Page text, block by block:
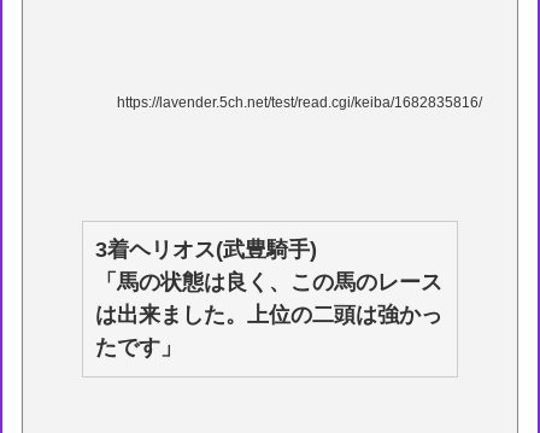
https://lavender.5ch.net/test/read.cgi/keiba/1682835816/
3着ヘリオス(武豊騎手)
「馬の状態は良く、この馬のレース
は出来ました。上位の二頭は強かっ
たです」